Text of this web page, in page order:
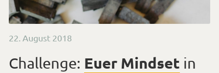
Veröffentlicht
22. August 2018
Challenge: Euer Mindset in